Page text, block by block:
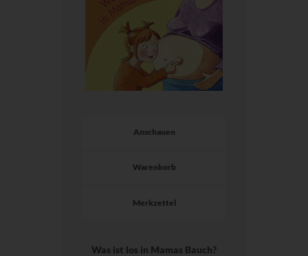
Anschauen
Warenkorb
Merkzettel
Was ist los in Mamas Bauch?